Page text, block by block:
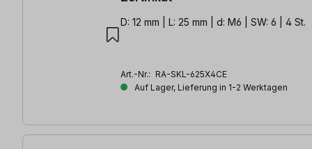
D: 12 mm | L: 25 mm | d: M6 | SW: 6 | 4 St.
Art.-Nr.: RA-SKL-625X4CE
Auf Lager, Lieferung in 1-2 Werktagen